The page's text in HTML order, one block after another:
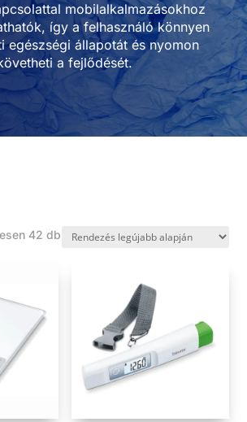
mobilalkalmazásokhoz
így a felhasználó könnyen
egészségi állapotát és nyomon
a fejlődését.
42 db Sorted